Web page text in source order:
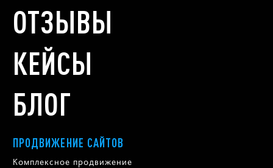
ОТЗЫВЫ
КЕЙСЫ
БЛОГ
ПРОДВИЖЕНИЕ САЙТОВ
Комплексное продвижение